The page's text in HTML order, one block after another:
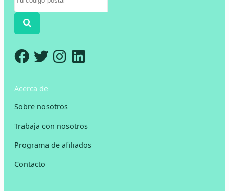
Acerca de
Sobre nosotros
Trabaja con nosotros
Programa de afiliados
Contacto